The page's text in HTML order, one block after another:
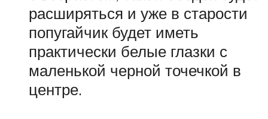
расширяться и уже в старости
попугайчик будет иметь
практически белые глазки с
маленькой черной точечкой в
центре.